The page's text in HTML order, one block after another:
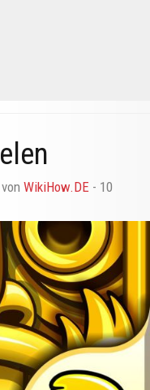
von WikiHow.DE - 10